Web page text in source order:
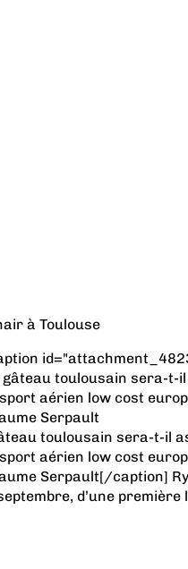
à Toulouse
toulousain sera-t-il
aérien low cost
Serpault[/caption]
d’une première